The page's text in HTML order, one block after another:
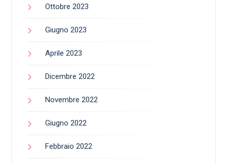
Ottobre 2023
Giugno 2023
Aprile 2023
Dicembre 2022
Novembre 2022
Giugno 2022
Febbraio 2022